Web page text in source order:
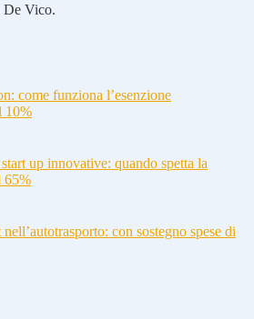
De Vico.
come funziona l’esenzione
10%
up innovative: quando spetta la
65%
con sostegno spese di